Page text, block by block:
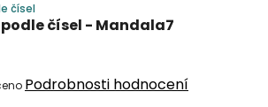
čísel
čísel - Mandala7
Podrobnosti hodnocení